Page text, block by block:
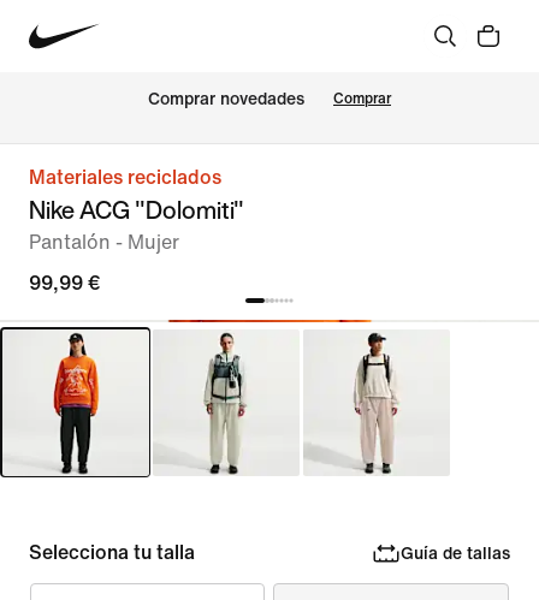
Comprar novedades Comprar
Materiales reciclados
Nike ACG "Dolomiti"
Pantalón - Mujer
99,99 €
Selecciona tu talla Guía de tallas